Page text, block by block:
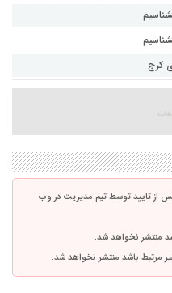
کرج
از تایید توسط تیم مدیریت در وب
منتشر نخواهد شد.
مرتبط باشد منتشر نخواهد شد.